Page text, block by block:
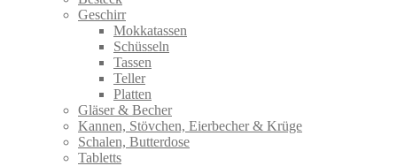
Geschirr
Mokkatassen
Schüsseln
Tassen
Teller
Platten
Gläser & Becher
Kannen, Stövchen, Eierbecher & Krüge
Schalen, Butterdose
Tabletts